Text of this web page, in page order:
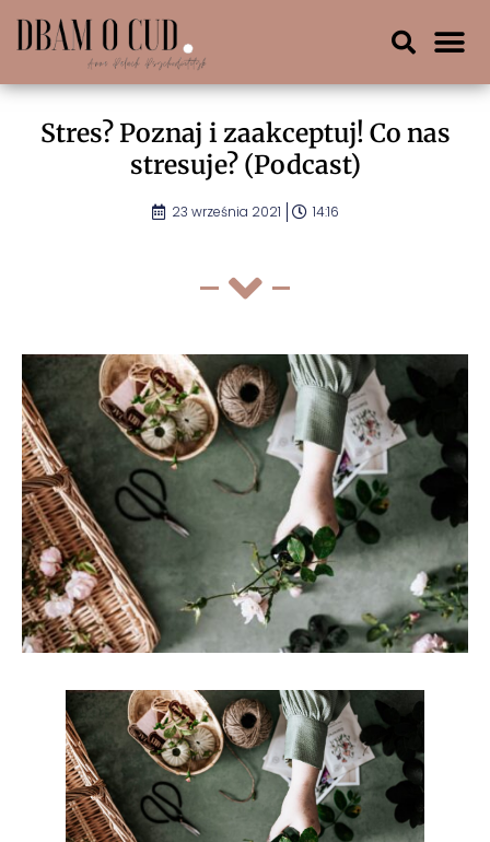
Stres? Poznaj i zaakceptuj! Co nas
stresuje? (Podcast)
23 września 2021 14:16